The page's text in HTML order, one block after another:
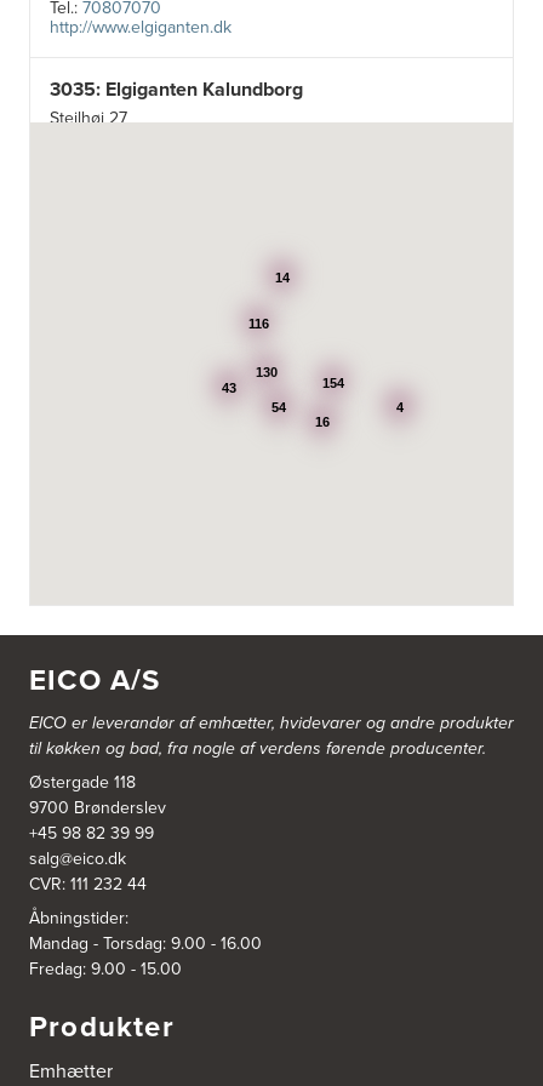
Tel.:70807070
http://www.elgiganten.dk
3035: Elgiganten Kalundborg
Stejlhøj 27
2635 Ishøj
https://www.power.dk/butik/power-ishoj/s-3830/
3831: Power Rødovre
Rødovre Centrum 90
2610 Rødovre
https://www.power.dk/butik/power-roedovre/s-3831/
3832: Power Slagelse
Japanvej 8
4200 Slagelse
Tel.:70338080
https://www.power.dk/butik/power-slagelse/s-3832/
3836: Power Frederikshavn
Grønlandsvej 22
154
130
116
16
43
54
4
14
EICO A/S
EICO er leverandør af emhætter, hvidevarer ogandre produkter
til køkken og bad, fra nogle af verdens førende producenter.
Østergade 118
9700 Brønderslev
+45 98 82 39 99
salg@eico.dk
CVR: 111 232 44
Åbningstider:
Mandag - Torsdag: 9.00 - 16.00
Fredag: 9.00 - 15.00
Produkter
Emhætter